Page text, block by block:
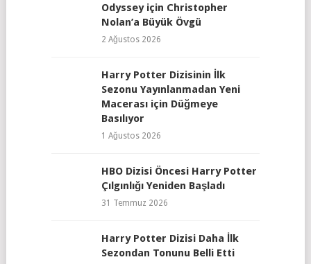
Odyssey için Christopher
Nolan’a Büyük Övgü
2 Ağustos 2026
Harry Potter Dizisinin İlk
Sezonu Yayınlanmadan Yeni
Macerası için Düğmeye
Basılıyor
1 Ağustos 2026
HBO Dizisi Öncesi Harry Potter
Çılgınlığı Yeniden Başladı
31 Temmuz 2026
Harry Potter Dizisi Daha İlk
Sezondan Tonunu Belli Etti